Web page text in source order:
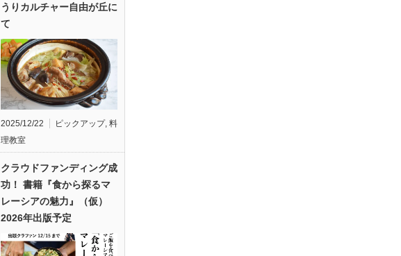
うりカルチャー自由が丘に
て
2025/12/22 ピックアップ, 料
理教室
クラウドファンディング成
功！ 書籍『食から探るマ
レーシアの魅力』（仮）
2026年出版予定